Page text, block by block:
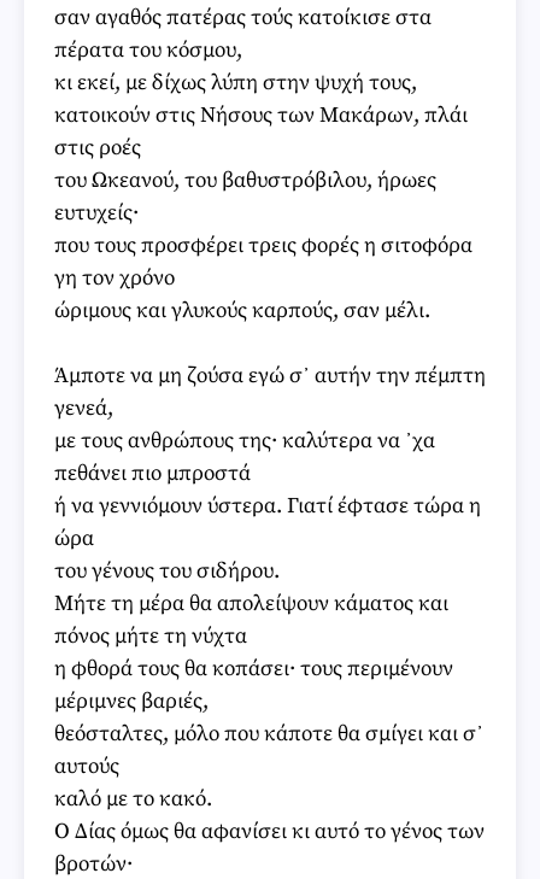
σαν αγαθός πατέρας τούς κατοίκισε στα
πέρατα του κόσμου,
κι εκεί, με δίχως λύπη στην ψυχή τους,
κατοικούν στις Νήσους των Μακάρων, πλάι
στις ροές
του Ωκεανού, του βαθυστρόβιλου, ήρωες
ευτυχείς·
που τους προσφέρει τρεις φορές η σιτοφόρα
γη τον χρόνο
ώριμους και γλυκούς καρπούς, σαν μέλι.
Άμποτε να μη ζούσα εγώ σ᾽ αυτήν την πέμπτη
γενεά,
με τους ανθρώπους της· καλύτερα να ᾽χα
πεθάνει πιο μπροστά
ή να γεννιόμουν ύστερα. Γιατί έφτασε τώρα η
ώρα
του γένους του σιδήρου.
Μήτε τη μέρα θα απολείψουν κάματος και
πόνος μήτε τη νύχτα
η φθορά τους θα κοπάσει· τους περιμένουν
μέριμνες βαριές,
θεόσταλτες, μόλο που κάποτε θα σμίγει και σ᾽
αυτούς
καλό με το κακό.
Ο Δίας όμως θα αφανίσει κι αυτό το γένος των
βροτών·